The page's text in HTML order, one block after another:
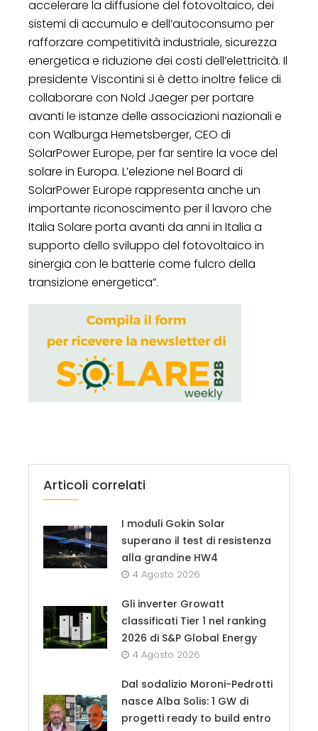
accelerare la diffusione del fotovoltaico, dei
sistemi di accumulo e dell’autoconsumo per
rafforzare competitività industriale, sicurezza
energetica e riduzione dei costi dell’elettricità. Il
presidente Viscontini si è detto inoltre felice di
collaborare con Nold Jaeger per portare
avanti le istanze delle associazioni nazionali e
con Walburga Hemetsberger, CEO di
SolarPower Europe, per far sentire la voce del
solare in Europa. L’elezione nel Board di
SolarPower Europe rappresenta anche un
importante riconoscimento per il lavoro che
Italia Solare porta avanti da anni in Italia a
supporto dello sviluppo del fotovoltaico in
sinergia con le batterie come fulcro della
transizione energetica”.
Articoli correlati
I moduli Gokin Solar
superano il test di resistenza
alla grandine HW4
4 Agosto 2026
Gli inverter Growatt
classificati Tier 1 nel ranking
2026 di S&P Global Energy
4 Agosto 2026
Dal sodalizio Moroni-Pedrotti
nasce Alba Solis: 1 GW di
progetti ready to build entro